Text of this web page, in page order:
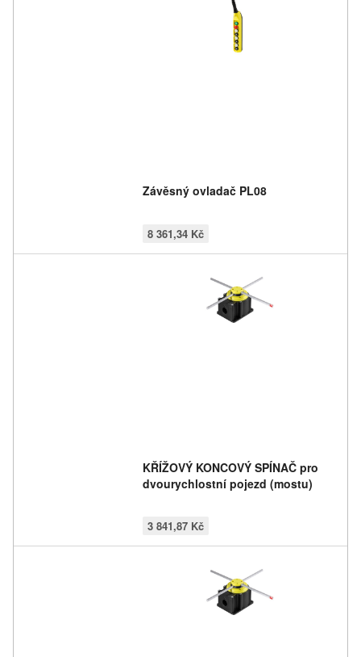
Závěsný ovladač PL08
8 361,34 Kč
KŘÍŽOVÝ KONCOVÝ SPÍNAČ pro
dvourychlostní pojezd (mostu)
3 841,87 Kč